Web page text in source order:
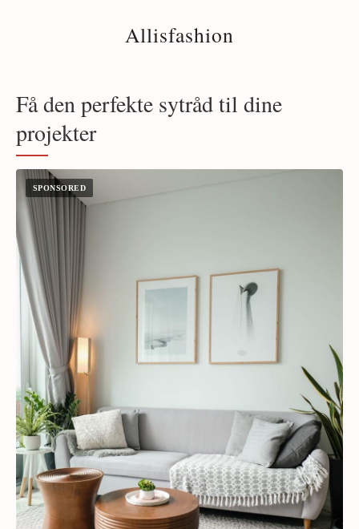
Allisfashion
Få den perfekte sytråd til dine
projekter